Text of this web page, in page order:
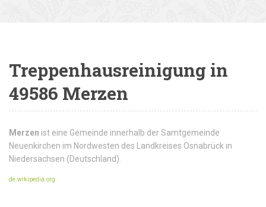
Treppenhausreinigung in
49586 Merzen
Merzen ist eine Gemeinde innerhalb der Samtgemeinde
Neuenkirchen im Nordwesten des Landkreises Osnabrück in
Niedersachsen (Deutschland).
de.wikipedia.org